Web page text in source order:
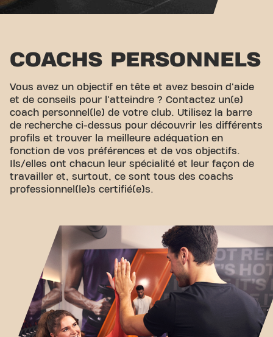
COACHS PERSONNELS
Vous avez un objectif en tête et avez besoin d'aide
et de conseils pour l'atteindre ? Contactez un(e)
coach personnel(le) de votre club. Utilisez la barre
de recherche ci-dessus pour découvrir les différents
profils et trouver la meilleure adéquation en
fonction de vos préférences et de vos objectifs.
Ils/elles ont chacun leur spécialité et leur façon de
travailler et, surtout, ce sont tous des coachs
professionnel(le)s certifié(e)s.